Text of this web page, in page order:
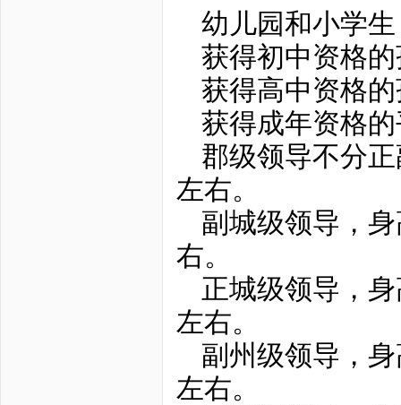
幼儿园和小学
获得初中资格
获得高中资格
获得成年资格
郡级领导不分
左右。
副城级领导，
右。
正城级领导，
左右。
副州级领导，
左右。